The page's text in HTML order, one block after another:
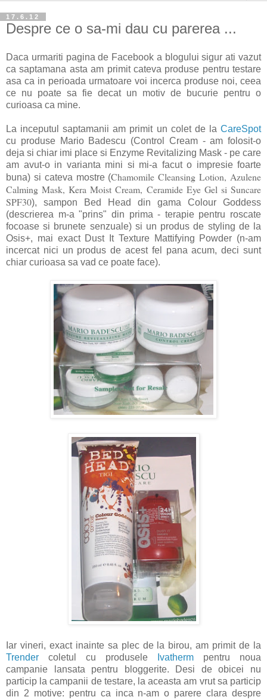
17.6.12
Despre ce o sa-mi dau cu parerea ...
Daca urmariti pagina de Facebook a blogului sigur ati vazut
ca saptamana asta am primit cateva produse pentru testare
asa ca in perioada urmatoare voi incerca produse noi, ceea
ce nu poate sa fie decat un motiv de bucurie pentru o
curioasa ca mine.
La inceputul saptamanii am primit un colet de la CareSpot
cu produse Mario Badescu (Control Cream - am folosit-o
deja si chiar imi place si Enzyme Revitalizing Mask - pe care
am avut-o in varianta mini si mi-a facut o impresie foarte
buna) si cateva mostre (Chamomile Cleansing Lotion, Azulene
Calming Mask, Kera Moist Cream, Ceramide Eye Gel si Suncare
SPF30), sampon Bed Head din gama Colour Goddess
(descrierea m-a "prins" din prima - terapie pentru roscate
focoase si brunete senzuale) si un produs de styling de la
Osis+, mai exact Dust It Texture Mattifying Powder (n-am
incercat nici un produs de acest fel pana acum, deci sunt
chiar curioasa sa vad ce poate face).
Iar vineri, exact inainte sa plec de la birou, am primit de la
Trender coletul cu produsele Ivatherm pentru noua
campanie lansata pentru bloggerite. Desi de obicei nu
particip la campanii de testare, la aceasta am vrut sa particip
din 2 motive: pentru ca inca n-am o parere clara despre